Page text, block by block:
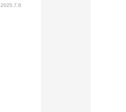
2025.7.8